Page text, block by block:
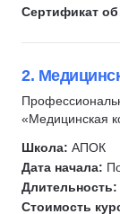
Трихология
Профпатология
Иммунология
Аллергология
Сертификат
2.
«Медицинская
Школа: АПОК
Дата начала:
Длительность:
Стоимость